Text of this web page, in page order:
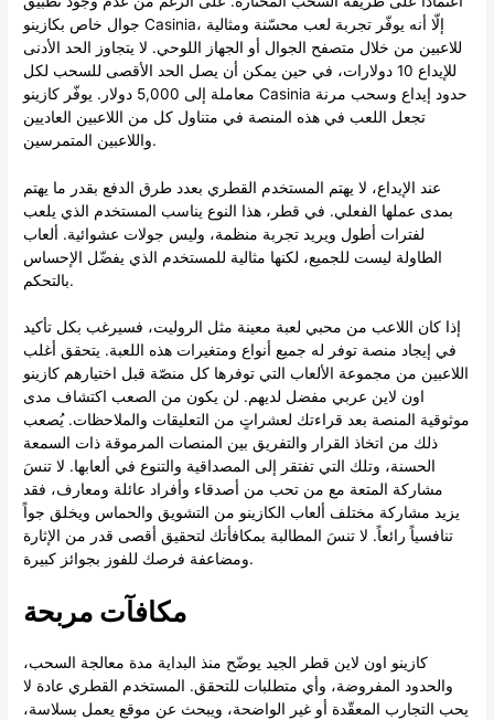
جوال خاص بكازينو Casinia، إلّا أنه يوفّر تجربة لعب محسّنة ومثالية
للاعبين من خلال متصفح الجوال أو الجهاز اللوحي. لا يتجاوز الحد الأدنى
للإيداع 10 دولارات، في حين يمكن أن يصل الحد الأقصى للسحب لكل
معاملة إلى 5,000 دولار. يوفّر كازينو Casinia حدود إيداع وسحب مرنة
تجعل اللعب في هذه المنصة في متناول كل من اللاعبين العاديين
واللاعبين المتمرسين.
عند الإيداع، لا يهتم المستخدم القطري بعدد طرق الدفع بقدر ما يهتم
بمدى عملها الفعلي. في قطر، هذا النوع يناسب المستخدم الذي يلعب
لفترات أطول ويريد تجربة منظمة، وليس جولات عشوائية. ألعاب
الطاولة ليست للجميع، لكنها مثالية للمستخدم الذي يفضّل الإحساس
بالتحكم.
إذا كان اللاعب من محبي لعبة معينة مثل الروليت، فسيرغب بكل تأكيد
في إيجاد منصة توفر له جميع أنواع ومتغيرات هذه اللعبة. يتحقق أغلب
اللاعبين من مجموعة الألعاب التي توفرها كل منصّة قبل اختيارهم كازينو
اون لاين عربي مفضل لديهم. لن يكون من الصعب اكتشاف مدى
موثوقية المنصة بعد قراءتك لعشراتٍ من التعليقات والملاحظات. يُصعب
ذلك من اتخاذ القرار والتفريق بين المنصات المرموقة ذات السمعة
الحسنة، وتلك التي تفتقر إلى المصداقية والتنوع في ألعابها. لا تنسَ
مشاركة المتعة مع من تحب من أصدقاء وأفراد عائلة ومعارف، فقد
يزيد مشاركة مختلف ألعاب الكازينو من التشويق والحماس ويخلق جواً
تنافسياً رائعاً. لا تنسَ المطالبة بمكافأتك لتحقيق أقصى قدر من الإثارة
ومضاعفة فرصك للفوز بجوائز كبيرة.
مكافآت مربحة
كازينو اون لاين قطر الجيد يوضّح منذ البداية مدة معالجة السحب،
والحدود المفروضة، وأي متطلبات للتحقق. المستخدم القطري عادة لا
يحب التجارب المعقّدة أو غير الواضحة، ويبحث عن موقع يعمل بسلاسة،